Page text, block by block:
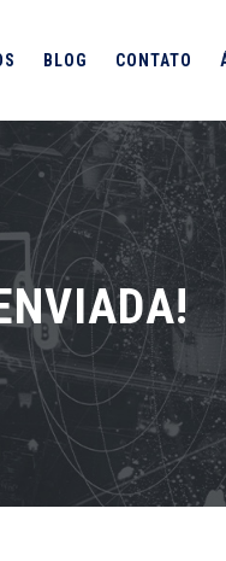
BLOG CONTATO